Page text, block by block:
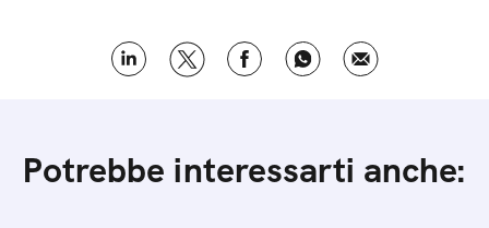
Potrebbe interessarti anche: